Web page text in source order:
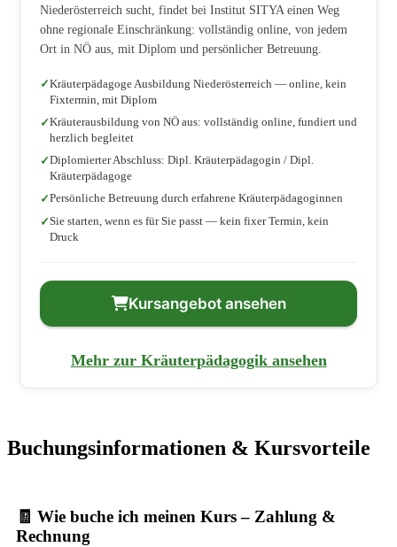
Niederösterreich sucht, findet bei Institut SITYA einen Weg
ohne regionale Einschränkung: vollständig online, von jedem
Ort in NÖ aus, mit Diplom und persönlicher Betreuung.
Kräuterpädagoge Ausbildung Niederösterreich — online, kein
Fixtermin, mit Diplom
Kräuterausbildung von NÖ aus: vollständig online, fundiert und
herzlich begleitet
Diplomierter Abschluss: Dipl. Kräuterpädagogin / Dipl.
Kräuterpädagoge
Persönliche Betreuung durch erfahrene Kräuterpädagoginnen
Sie starten, wenn es für Sie passt — kein fixer Termin, kein
Druck
Kursangebot ansehen
Mehr zur Kräuterpädagogik ansehen
Buchungsinformationen & Kursvorteile
🧾 Wie buche ich meinen Kurs – Zahlung &
Rechnung